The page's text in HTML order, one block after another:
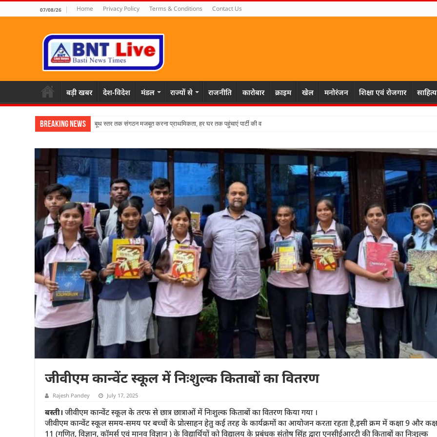
07/08/26 Home Privacy Policy Terms & Conditions Contact Us
बड़ी खबर देश-विदेश मंडल राज्यों से राजनीति कारोबार क्राइम खेल मनोरंजन शिक्षा एवं रोजगार साहित्य
Breaking News पहल
जीवीएम कान्वेंट स्कूल में निःशुल्क किताबों का वितरण
Rajesh Pandey July 17, 2025
बस्ती। जीवीएम कान्वेंट स्कूल के तरफ से छात्र छात्राओं में निःशुल्क किताबों का वितरण किया गया ।
जीवीएम कान्वेंट स्कूल समय-समय पर बच्चों के प्रोत्साहन हेतु कई तरह के कार्यक्रमों का आयोजन करता रहता है,इसी क्रम में कक्षा 9 और
11 (गणित, विज्ञान, कॉमर्स एवं मानव विज्ञान ) के विद्यार्थियों को विद्यालय के प्रबंधक संतोष सिंह द्वारा एनसीईआरटी की किताबों का निःशुल्क